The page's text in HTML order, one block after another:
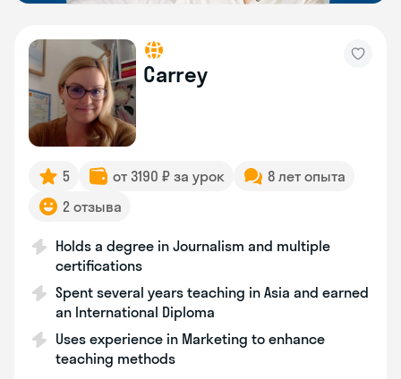
Carrey
5 от 3190 ₽ за урок
8 лет опыта
2 отзыва
Holds a degree in Journalism and multiple
certifications
Spent several years teaching in Asia and earned
an International Diploma
Uses experience in Marketing to enhance
teaching methods